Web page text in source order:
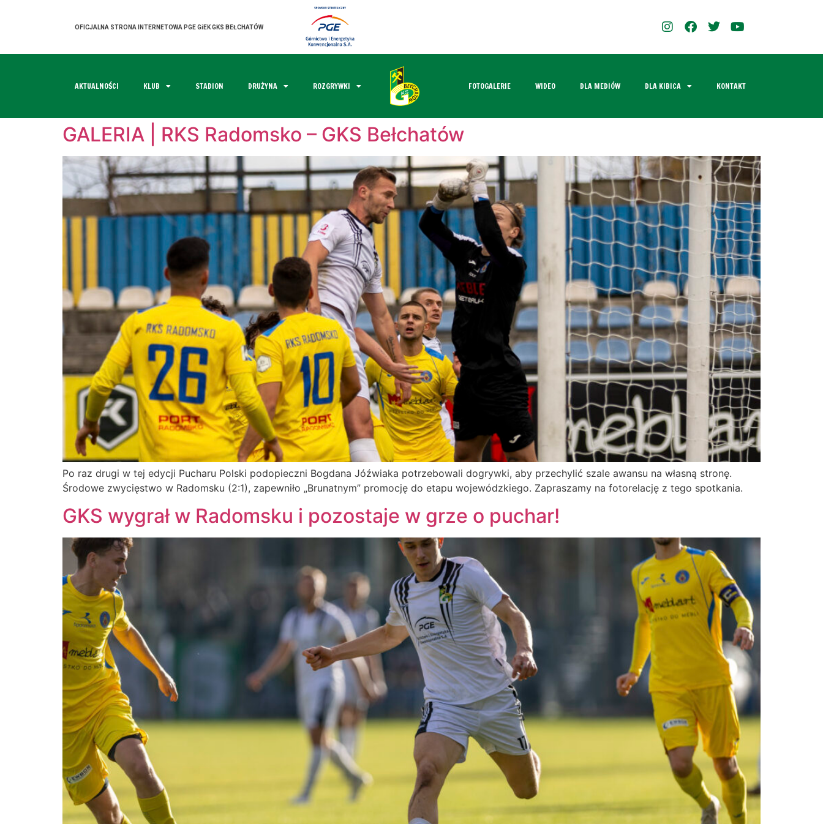
OFICJALNA STRONA INTERNETOWA PGE GiEK GKS BEŁCHATÓW
AKTUALNOŚCI KLUB STADION DRUŻYNA ROZGRYWKI FOTOGALERIE WIDEO DLA MEDIÓW DLA KIBICA KONTAKT
GALERIA | RKS Radomsko – GKS Bełchatów
Po raz drugi w tej edycji Pucharu Polski podopieczni Bogdana Jóźwiaka potrzebowali dogrywki, aby przechylić szale awansu na własną stronę.
Środowe zwycięstwo w Radomsku (2:1), zapewniło „Brunatnym” promocję do etapu wojewódzkiego. Zapraszamy na fotorelację z tego spotkania.
GKS wygrał w Radomsku i pozostaje w grze o puchar!